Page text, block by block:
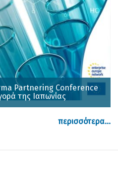
Partnering Conference
της Ιαπωνίας
περισσότερα...